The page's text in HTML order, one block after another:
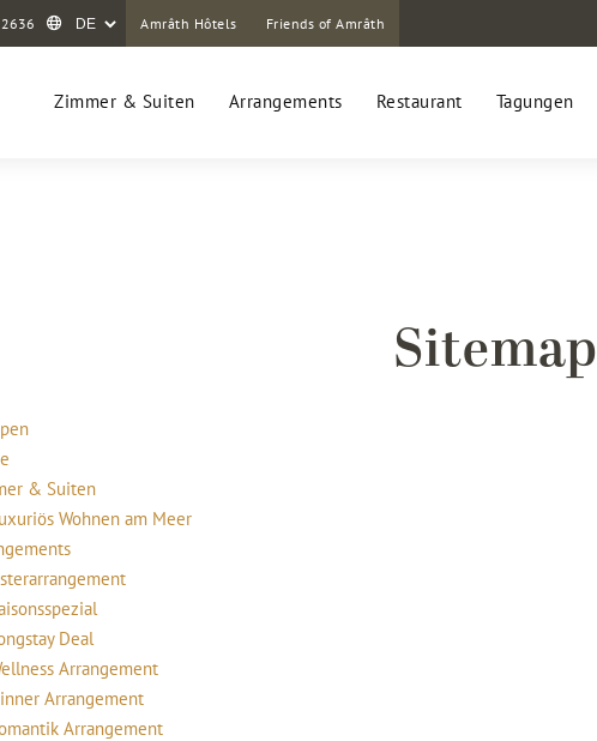
Amrâth Hôtels Friends of Amrâth
Zimmer & Suiten Arrangements Restaurant Tagungen
Sitemap
& Suiten
Wohnen am Meer
Deal
Arrangement
Arrangement
Arrangement